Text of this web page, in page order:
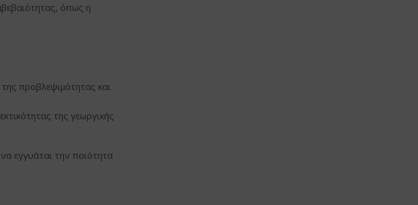
όπως η
προβλεψιμότητας και
της γεωργικής
εγγυάται την ποιότητα